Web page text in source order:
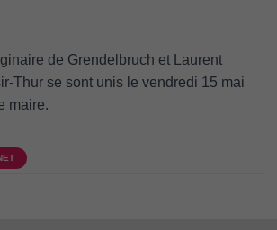
de Grendelbruch et Laurent
Thur se sont unis le vendredi 15 mai
maire.